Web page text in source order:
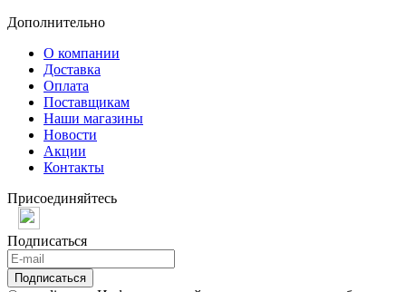
Дополнительно
О компании
Доставка
Оплата
Поставщикам
Наши магазины
Новости
Акции
Контакты
Присоединяйтесь
Подписаться